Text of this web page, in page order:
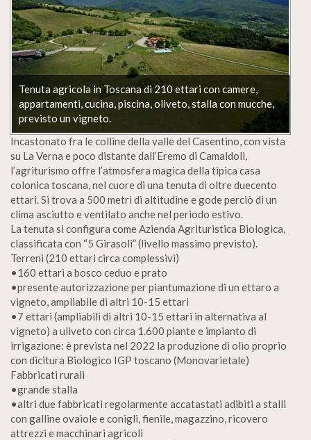
Tenuta agricola in Toscana di 210 ettari con camere,
appartamenti, cucina, piscina, oliveto, stalla con mucche,
previsto un vigneto.
Incastonato fra le colline della valle del Casentino, con vista
su La Verna e poco distante dall’Eremo di Camaldoli,
l’agriturismo offre l’atmosfera magica della tipica casa
colonica toscana, nel cuore di una tenuta di oltre duecento
ettari. Si trova a 500 metri di altitudine e gode perciò di un
clima asciutto e ventilato anche nel periodo estivo.
La tenuta si configura come Azienda Agrituristica Biologica,
classificata con “5 Girasoli” (livello massimo previsto).
Terreni (210 ettari circa complessivi)
•160 ettari a bosco ceduo e prato
•presente autorizzazione per piantumazione di un ettaro a
vigneto, ampliabile di altri 10-15 ettari
•7 ettari (ampliabili di altri 10-15 ettari in alternativa al
vigneto) a uliveto con circa 1.600 piante e impianto di
irrigazione: è prevista nel 2022 la produzione di olio proprio
con dicitura Biologico IGP toscano (Monovarietale)
Fabbricati rurali
•grande stalla
•altri due fabbricati regolarmente accatastati adibiti a stalli
con galline ovaiole e conigli, fienile, magazzino, ricovero
attrezzi e macchinari agricoli